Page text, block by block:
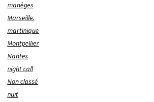
manèges
Marseille.
martinique
Montpellier
Nantes
night call
Non classé
nuit